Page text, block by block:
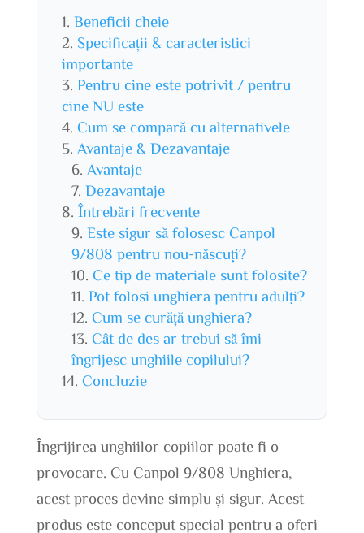
Beneficii cheie
Specificații & caracteristici
importante
Pentru cine este potrivit / pentru
cine NU este
Cum se compară cu alternativele
Avantaje & Dezavantaje
Avantaje
Dezavantaje
Întrebări frecvente
Este sigur să folosesc Canpol
9/808 pentru nou-născuți?
Ce tip de materiale sunt folosite?
Pot folosi unghiera pentru adulți?
Cum se curăță unghiera?
Cât de des ar trebui să îmi
îngrijesc unghiile copilului?
Concluzie
Îngrijirea unghiilor copiilor poate fi o
provocare. Cu Canpol 9/808 Unghiera,
acest proces devine simplu și sigur. Acest
produs este conceput special pentru a oferi